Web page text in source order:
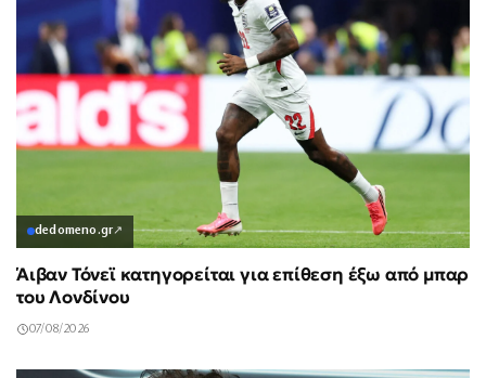
dedomeno.gr↗
Άιβαν Τόνεϊ κατηγορείται για επίθεση έξω από μπαρ
του Λονδίνου
07/08/2026